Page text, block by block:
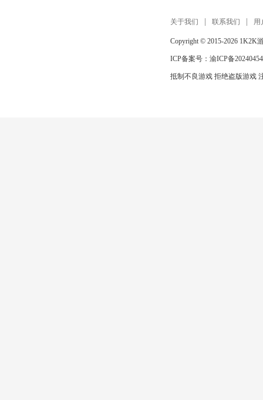
关于我们 联系我们 用
Copyright © 2015-2026 1K2K
ICP备案号： 渝ICP备
抵制不良游戏 拒绝盗版游戏